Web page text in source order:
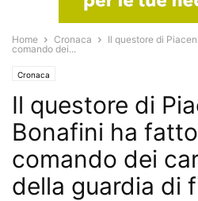
Home Cronaca
Il questore di
comando dei...
Cronaca
Il questore di
Bonafini ha
comando dei
della guardia di